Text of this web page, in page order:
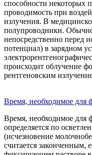
способности некоторых
проводимость при
излучения. В
полупроводники.
непосредственно перед
потенциал) в зарядном
происходит облучение
рентгеновским
Время, необходимое для
Время, необходимое для
определяется по
(исчезновение
считается законченным,